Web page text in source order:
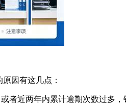
因有这几点：
者近两年内累计逾期次数过多